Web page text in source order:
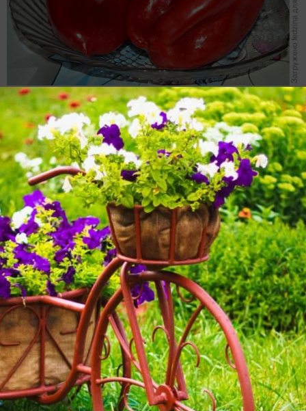
Ответить ✿ 1Спасибо!
garlicfarmer
Константин Зайцев
Старица
14 сентября 2016, 09:21
Практически любой перец можно вырастить в
помещении. Все перцы — многолетники. Размер
растения зависит от емкости горшка и от
морфологических особенностей конкретного сорта.
Перцам нужен 12-ти часовой световой день, поэтому
с ноября по февраль требуется досветка или
состояние покоя. Зимой в квартирах низкая
влажность. Из-за этого перцы плохо завязываются
(сухое рыльце). Проще всего выращивать перцы
вида C. Annuum, то есть обычные и привычные сорта
перца Овощного. Но даже, если на пакетике с
семенами написан вид — Перец Кустарниковый, то
тоже можно
, это тоже овощные перцы
Это
парадоксы отечественной классификации.